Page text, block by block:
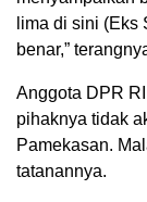
lima di sini (Eks
benar,”
Anggota DPR
pihaknya tidak
Pamekasan.
tatanannya.